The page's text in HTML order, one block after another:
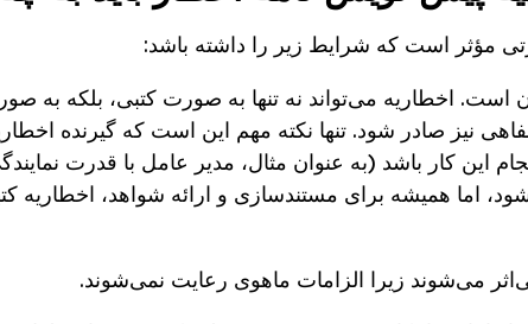
مؤثر است که شرایط زیر را داشته باشد:
اخطاریه می‌تواند نه تنها به صورت کتبی، بلکه به
نیز صادر شود. تنها نکته مهم این است که گیرنده
این کار باشد (به عنوان مثال، مدیر عامل با قدرت
اما همیشه برای مستندسازی و ارائه شواهد، اخطاریه
می‌شوند زیرا الزامات ماهوی رعایت نمی‌شوند.